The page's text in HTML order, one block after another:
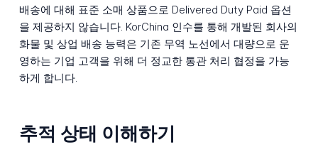
배송에 대해 표준 소매 상품으로 Delivered Duty Paid 옵션
을 제공하지 않습니다. KorChina 인수를 통해 개발된 회사의
화물 및 상업 배송 능력은 기존 무역 노선에서 대량으로 운
영하는 기업 고객을 위해 더 정교한 통관 처리 협정을 가능
하게 합니다.
추적 상태 이해하기